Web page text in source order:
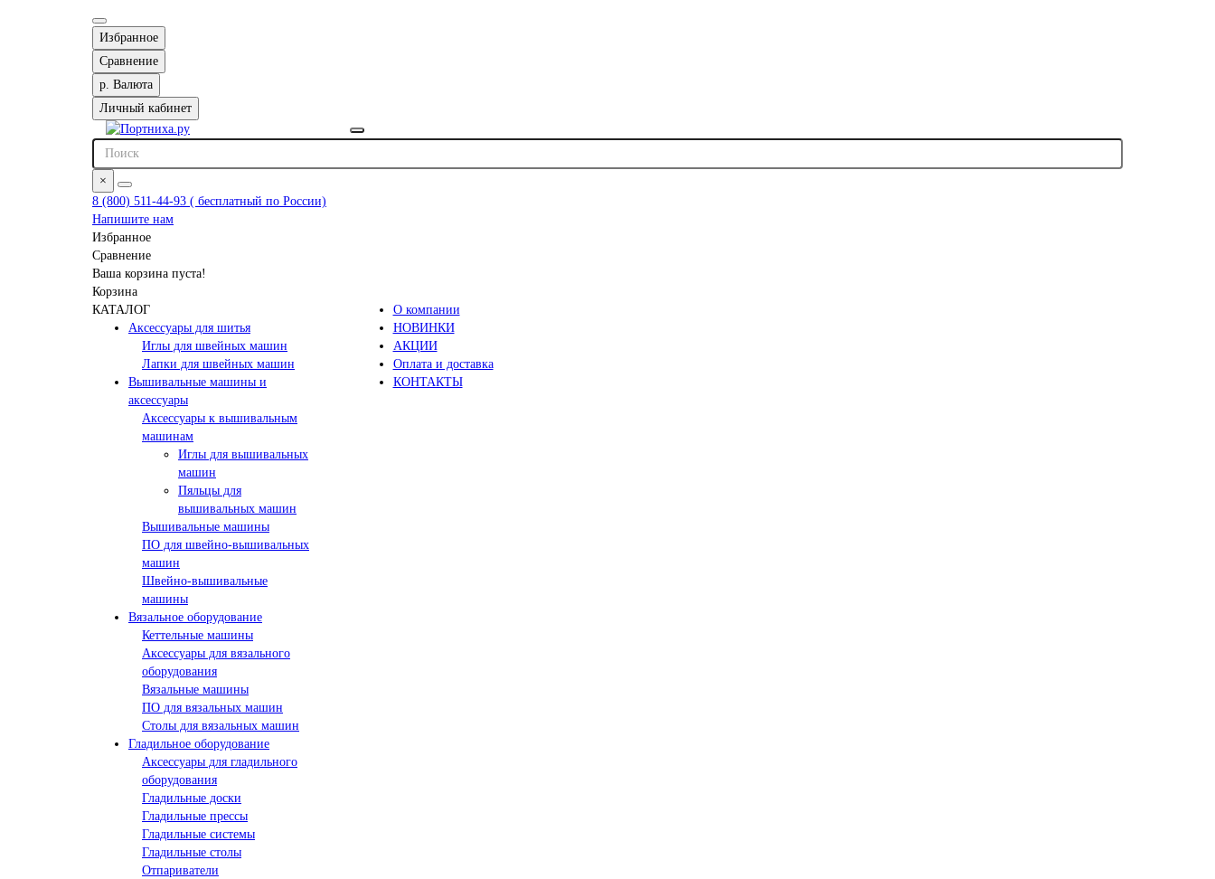
Избранное
Сравнение
р. Валюта
Личный кабинет
×
8 (800) 511-44-93 ( бесплатный по России)
Напишите нам
Избранное
Сравнение
Ваша корзина пуста!
Корзина
КАТАЛОГ
Аксессуары для шитья
Иглы для швейных машин
Лапки для швейных машин
Вышивальные машины и
аксессуары
Аксессуары к вышивальным
машинам
Иглы для вышивальных
машин
Пяльцы для
вышивальных машин
Вышивальные машины
ПО для швейно-вышивальных
машин
Швейно-вышивальные
машины
Вязальное оборудование
Кеттельные машины
Аксессуары для вязального
оборудования
Вязальные машины
ПО для вязальных машин
Столы для вязальных машин
Гладильное оборудование
Аксессуары для гладильного
оборудования
Гладильные доски
Гладильные прессы
Гладильные системы
Гладильные столы
Отпариватели
О компании
НОВИНКИ
АКЦИИ
Оплата и доставка
КОНТАКТЫ